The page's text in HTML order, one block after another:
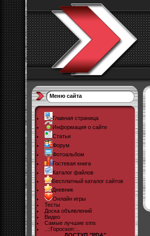
Меню сайта
Главная страница
Информация о сайте
Статьи
Форум
Фотоальбом
Гостевая книга
Каталог файлов
Бесплатный каталог сайтов
Дневник
Онлайн игры
Тесты
Доска объявлений
Видео
Самые лучшие sms
..::Гороскоп::..